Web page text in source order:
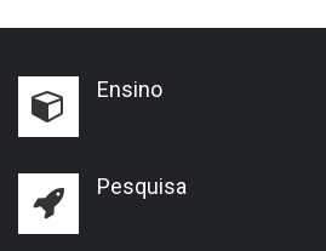
Ensino
Pesquisa